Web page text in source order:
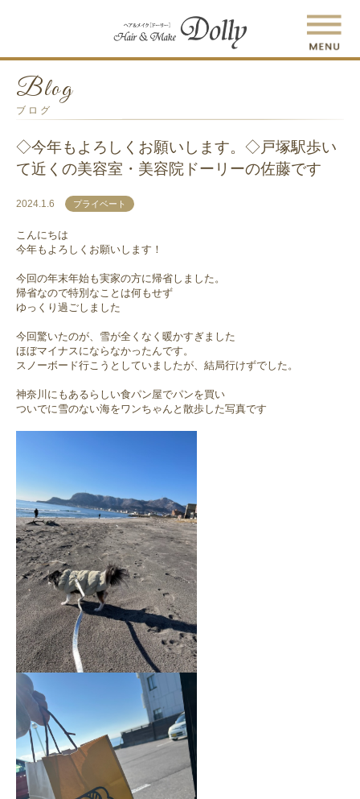
Blog
ブログ
◇今年もよろしくお願いします。◇戸塚駅歩い
て近くの美容室・美容院ドーリーの佐藤です
2024.1.6 プライベート
こんにちは
今年もよろしくお願いします！
今回の年末年始も実家の方に帰省しました。
帰省なので特別なことは何もせず
ゆっくり過ごしました
今回驚いたのが、雪が全くなく暖かすぎました
ほぼマイナスにならなかったんです。
スノーボード行こうとしていましたが、結局行けずでした。
神奈川にもあるらしい食パン屋でパンを買い
ついでに雪のない海をワンちゃんと散歩した写真です